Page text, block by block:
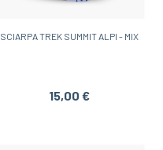
SCIARPA TREK SUMMIT ALPI - MIX
15,00 €